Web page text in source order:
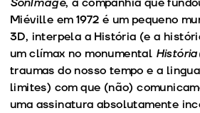
Miéville em 1972 é um pequeno
3D, interpela a História (e a
um clímax no monumental
traumas do nosso tempo e a
limites) com que (não)
uma assinatura absolutamente